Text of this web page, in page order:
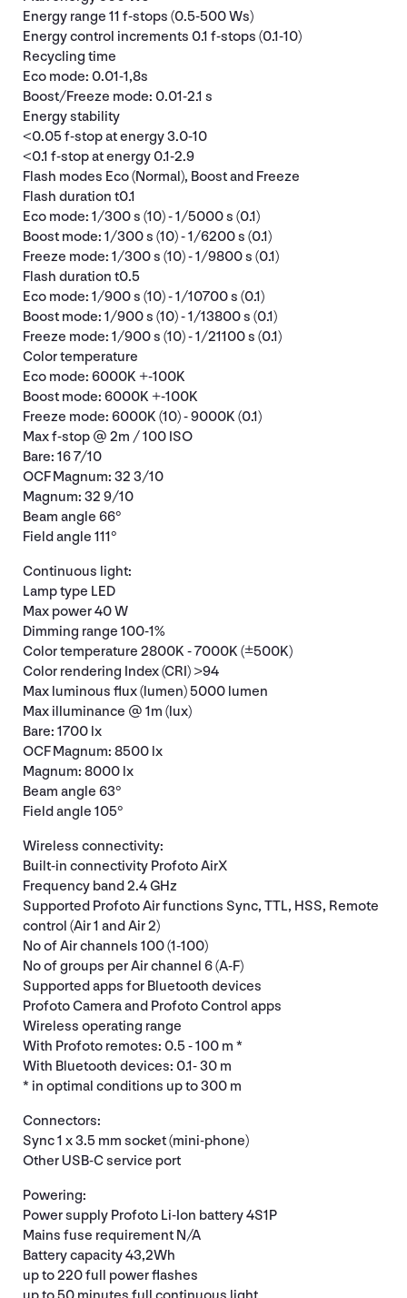
Energy range 11 f-stops (0.5-500 Ws)
Energy control increments 0.1 f-stops (0.1-10)
Recycling time
Eco mode: 0.01-1,8s
Boost/Freeze mode: 0.01-2.1 s
Energy stability
<0.05 f-stop at energy 3.0-10
<0.1 f-stop at energy 0.1-2.9
Flash modes Eco (Normal), Boost and Freeze
Flash duration t0.1
Eco mode: 1/300 s (10) - 1/5000 s (0.1)
Boost mode: 1/300 s (10) - 1/6200 s (0.1)
Freeze mode: 1/300 s (10) - 1/9800 s (0.1)
Flash duration t0.5
Eco mode: 1/900 s (10) - 1/10700 s (0.1)
Boost mode: 1/900 s (10) - 1/13800 s (0.1)
Freeze mode: 1/900 s (10) - 1/21100 s (0.1)
Color temperature
Eco mode: 6000K +-100K
Boost mode: 6000K +-100K
Freeze mode: 6000K (10) - 9000K (0.1)
Max f-stop @ 2m / 100 ISO
Bare: 16 7/10
OCF Magnum: 32 3/10
Magnum: 32 9/10
Beam angle 66°
Field angle 111°
Continuous light:
Lamp type LED
Max power 40 W
Dimming range 100-1%
Color temperature 2800K - 7000K (±500K)
Color rendering Index (CRI) >94
Max luminous flux (lumen) 5000 lumen
Max illuminance @ 1m (lux)
Bare: 1700 lx
OCF Magnum: 8500 lx
Magnum: 8000 lx
Beam angle 63°
Field angle 105°
Wireless connectivity:
Built-in connectivity Profoto AirX
Frequency band 2.4 GHz
Supported Profoto Air functions Sync, TTL, HSS, Remote
control (Air 1 and Air 2)
No of Air channels 100 (1-100)
No of groups per Air channel 6 (A-F)
Supported apps for Bluetooth devices
Profoto Camera and Profoto Control apps
Wireless operating range
With Profoto remotes: 0.5 - 100 m *
With Bluetooth devices: 0.1- 30 m
* in optimal conditions up to 300 m
Connectors:
Sync 1 x 3.5 mm socket (mini-phone)
Other USB-C service port
Powering:
Power supply Profoto Li-Ion battery 4S1P
Mains fuse requirement N/A
Battery capacity 43,2Wh
up to 220 full power flashes